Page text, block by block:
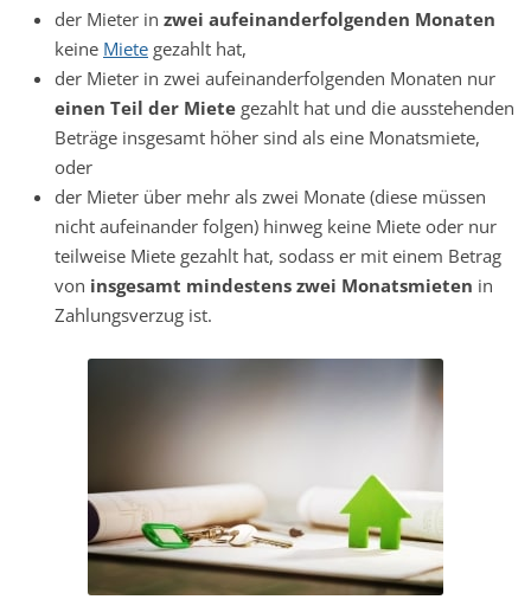
der Mieter in zwei aufeinanderfolgenden Monaten
keine Miete gezahlt hat,
der Mieter in zwei aufeinanderfolgenden Monaten nur
einen Teil der Miete gezahlt hat und die ausstehenden
Beträge insgesamt höher sind als eine Monatsmiete,
oder
der Mieter über mehr als zwei Monate (diese müssen
nicht aufeinander folgen) hinweg keine Miete oder nur
teilweise Miete gezahlt hat, sodass er mit einem Betrag
von insgesamt mindestens zwei Monatsmieten in
Zahlungsverzug ist.